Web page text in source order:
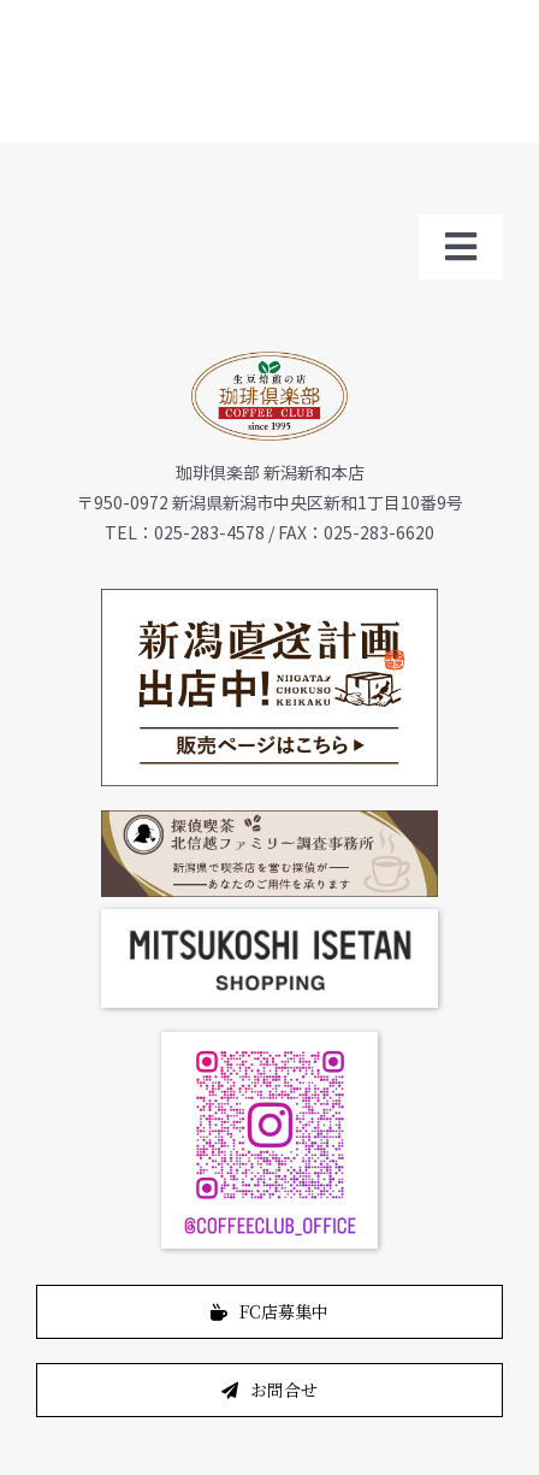
珈琲豆・特選ギフト
FC加盟店募集
珈琲倶楽部 新潟新和本店
〒950-0972 新潟県新潟市中央区新和1丁目10番9号
TEL：025-283-4578 / FAX：025-283-6620
FC店募集中
お問合せ